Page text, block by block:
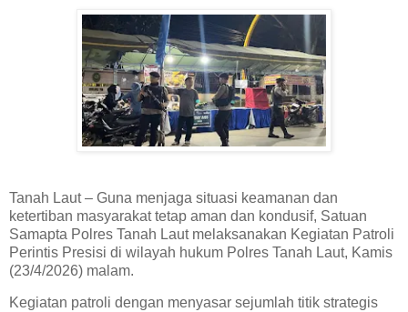
Tanah Laut – Guna menjaga situasi keamanan dan
ketertiban masyarakat tetap aman dan kondusif, Satuan
Samapta Polres Tanah Laut melaksanakan Kegiatan Patroli
Perintis Presisi di wilayah hukum Polres Tanah Laut, Kamis
(23/4/2026) malam.
Kegiatan patroli dengan menyasar sejumlah titik strategis